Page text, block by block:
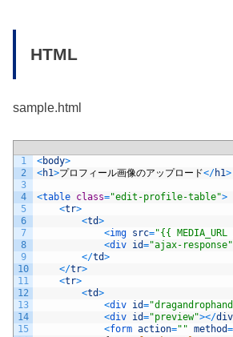
HTML
sample.html
1
2
3
4
5
6
7
8
9
10
11
12
13
14
15
<body>
<h1>プロフィール画像のアップロード</h1>
<table class="edit-profile-table">
<tr>
<td>
<img src="{{
<div id="ajax-response"
</td>
</tr>
<tr>
<td>
<div id=
<div id="preview"></div
<form action="" method=